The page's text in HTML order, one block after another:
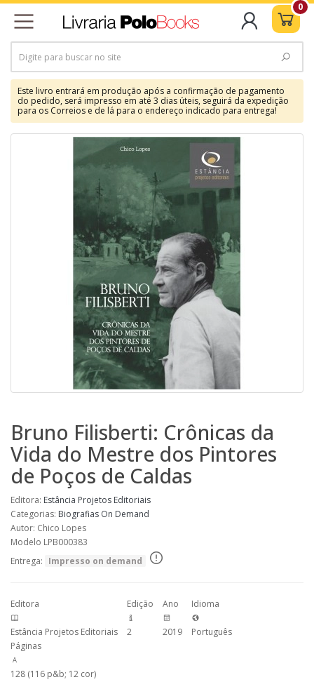
0
Este livro entrará em produção após a confirmação de pagamento
do pedido, será impresso em até 3 dias úteis, seguirá da expedição
para os Correios e de lá para o endereço indicado para entrega!
Bruno Filisberti: Crônicas da
Vida do Mestre dos Pintores
de Poços de Caldas
Editora: Estância Projetos Editoriais
Categorias: Biografias On Demand
Autor: Chico Lopes
Modelo LPB000383
Entrega: Impresso on demand
Editora
Estância Projetos Editoriais
Edição
2
Ano
2019
Idioma
Português
Páginas
128 (116 p&b; 12 cor)